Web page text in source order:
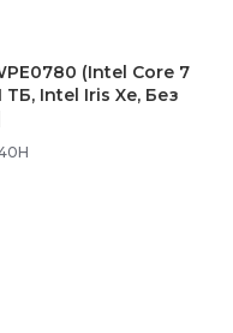
(Intel Core 7
ТБ, Intel Iris Xe, Без